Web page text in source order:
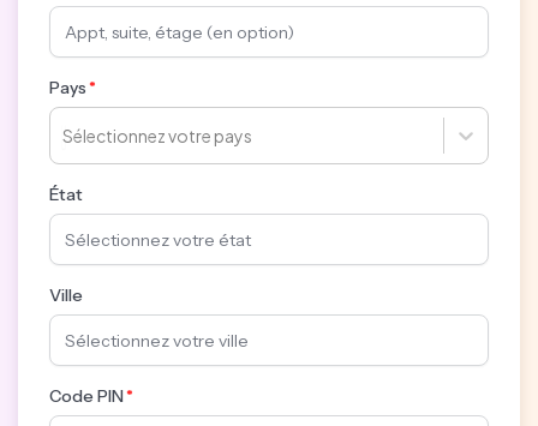
Pays
Sélectionnez votre pays
État
Ville
Code PIN